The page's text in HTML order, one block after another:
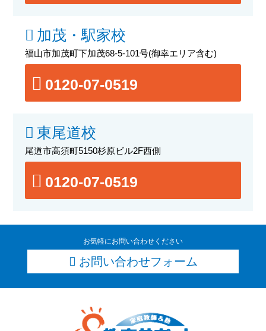
加茂・駅家校
福山市加茂町下加茂68-5-101号(御幸エリア含む)
0120-07-0519
東尾道校
尾道市高須町5150杉原ビル2F西側
0120-07-0519
お気軽にお問い合わせください
お問い合わせフォーム